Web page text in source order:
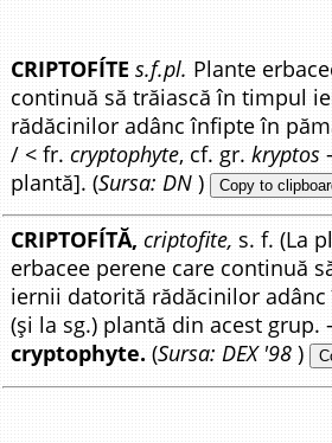
CRIPTOFÍTE s.f.pl. Plante
continuă să trăiască în timpul
rădăcinilor adânc înfipte în
/ < fr.cryptophyte, cf. gr.kryptos
plantă]. (Sursa: DN ) Copy to
CRIPTOFÍTĂ, criptofite, s. f. (La
erbacee perene care continuă
iernii datorită rădăcinilor
(și la sg.) plantă din acest grup.
cryptophyte. (Sursa: DEX '98 )